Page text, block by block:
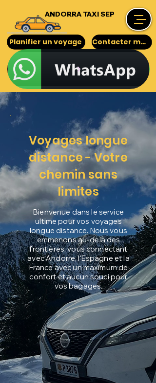
ANDORRA TAXI SEP
Planifier un voyage Contacter maintenant
Voyages longue
distance - Votre
chemin sans
limites
Bienvenue dans le service
ultime pour vos voyages
longue distance. Nous vous
emmenons au-delà des
frontières, vous connectant
avec Andorre, l'Espagne et la
France avec un maximum de
confort et aucun souci pour
vos bagages.